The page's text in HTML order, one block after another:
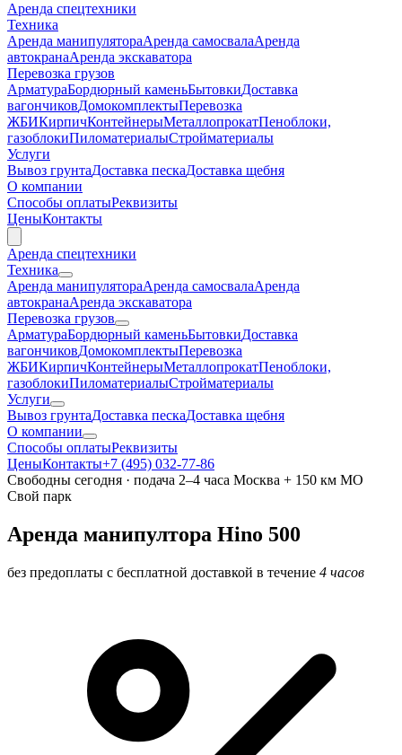
Аренда спецтехники
Техника
Аренда манипулятораАренда самосвалаАренда
автокранаАренда экскаватора
Перевозка грузов
АрматураБордюрный каменьБытовкиДоставка
вагончиковДомокомплектыПеревозка
ЖБИКирпичКонтейнерыМеталлопрокатПеноблоки,
газоблокиПиломатериалыСтройматериалы
Услуги
Вывоз грунтаДоставка пескаДоставка щебня
О компании
Cпособы оплатыРеквизиты
ЦеныКонтакты
Аренда спецтехники
Техника
Аренда манипулятораАренда самосвалаАренда
автокранаАренда экскаватора
Перевозка грузов
АрматураБордюрный каменьБытовкиДоставка
вагончиковДомокомплектыПеревозка
ЖБИКирпичКонтейнерыМеталлопрокатПеноблоки,
газоблокиПиломатериалыСтройматериалы
Услуги
Вывоз грунтаДоставка пескаДоставка щебня
О компании
Cпособы оплатыРеквизиты
ЦеныКонтакты+7 (495) 032-77-86
Свободны сегодня · подача 2–4 часа Москва + 150 км МО
Свой парк
Аренда манипултора Hino 500
без предоплаты с бесплатной доставкой в течение 4 часов